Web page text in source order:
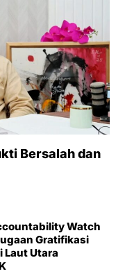
Bersalah dan
Watch
Gratifikasi
Laut Utara